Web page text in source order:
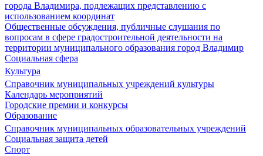
города Владимира, подлежащих представлению с
использованием координат
Общественные обсуждения, публичные слушания по
вопросам в сфере градостроительной деятельности на
территории муниципального образования город Владимир
Социальная сфера
Культура
Справочник муниципальных учреждений культуры
Календарь мероприятий
Городские премии и конкурсы
Образование
Справочник муниципальных образовательных учреждений
Социальная защита детей
Спорт